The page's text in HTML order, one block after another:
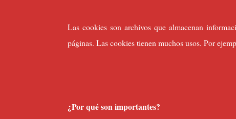
Las cookies son archivos que almacenan
páginas. Las cookies tienen muchos usos. Por
¿Por qué son importantes?